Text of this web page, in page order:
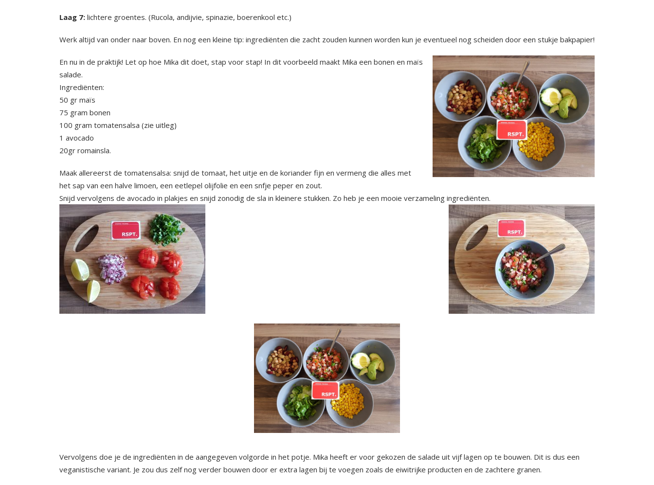
Laag 7: lichtere groentes. (Rucola, andijvie, spinazie, boerenkool etc.)
Werk altijd van onder naar boven. En nog een kleine tip: ingrediënten die zacht zouden kunnen worden kun je eventueel nog scheiden door een stukje bakpapier!
En nu in de praktijk! Let op hoe Mika dit doet, stap voor stap! In dit voorbeeld maakt Mika een bonen en maïs
salade.
Ingrediënten:
50 gr maïs
75 gram bonen
100 gram tomatensalsa (zie uitleg)
1 avocado
20gr romainsla.
Maak allereerst de tomatensalsa: snijd de tomaat, het uitje en de koriander fijn en vermeng die alles met
het sap van een halve limoen, een eetlepel olijfolie en een snfje peper en zout.
Snijd vervolgens de avocado in plakjes en snijd zonodig de sla in kleinere stukken. Zo heb je een mooie verzameling ingrediënten.
Vervolgens doe je de ingrediënten in de aangegeven volgorde in het potje. Mika heeft er voor gekozen de salade uit vijf lagen op te bouwen. Dit is dus een
veganistische variant. Je zou dus zelf nog verder bouwen door er extra lagen bij te voegen zoals de eiwitrijke producten en de zachtere granen.